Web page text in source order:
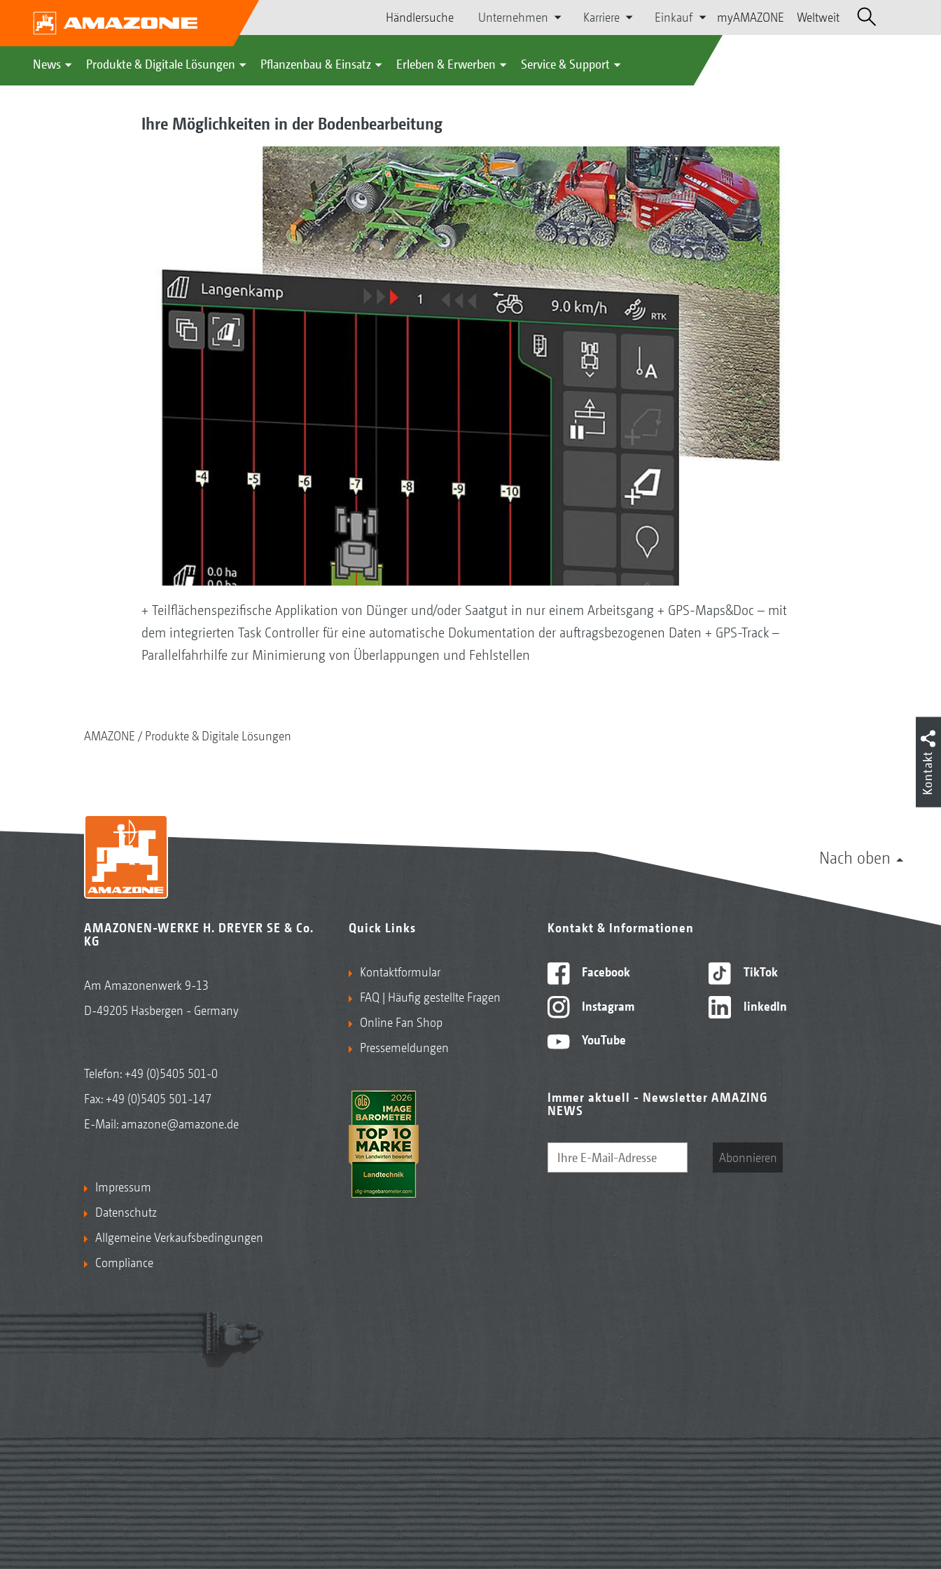
Händlersuche Unternehmen Karriere Einkauf myAMAZONE Weltweit
News Produkte & Digitale Lösungen Pflanzenbau & Einsatz Erleben & Erwerben Service & Support
Ihre Möglichkeiten in der Bodenbearbeitung
+ Teilflächenspezifische Applikation von Dünger und/oder Saatgut in nur einem Arbeitsgang + GPS-Maps&Doc – mit
dem integrierten Task Controller für eine automatische Dokumentation der auftragsbezogenen Daten + GPS-Track –
Parallelfahrhilfe zur Minimierung von Überlappungen und Fehlstellen
AMAZONE Produkte & Digitale Lösungen
Nach oben
AMAZONEN-WERKE H. DREYER SE & Co.
KG
Am Amazonenwerk 9-13
D-49205 Hasbergen - Germany
Telefon:+49 (0)5405 501-0
Fax: +49 (0)5405 501-147
E-Mail: amazone@amazone.de
Impressum
Datenschutz
Allgemeine Verkaufsbedingungen
Compliance
Quick Links
Kontaktformular
FAQ | Häufig gestellte Fragen
Online Fan Shop
Pressemeldungen
Kontakt & Informationen
Facebook
Instagram
YouTube
TikTok
linkedIn
Immer aktuell - Newsletter AMAZING
NEWS
Abonnieren
Kontakt